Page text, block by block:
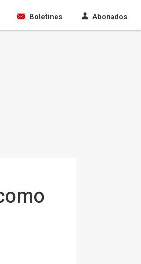
Boletines Abonados